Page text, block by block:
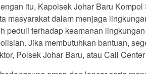
itu, Kapolsek Johar Baru
masyarakat dalam menjaga
peduli terhadap keamanan
Jika membutuhkan bantuan,
Polsek Johar Baru, atau Call